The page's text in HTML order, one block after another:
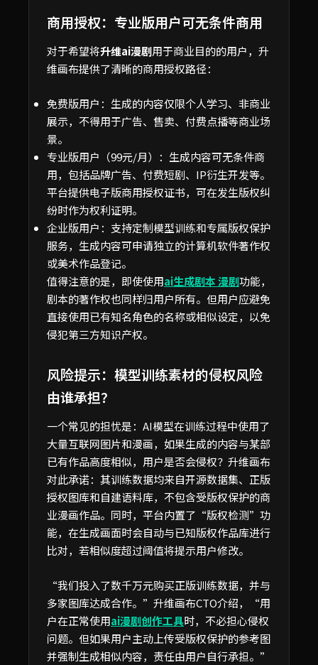
商用授权：专业版用户可无条件商用
对于希望将升维ai漫剧用于商业目的的用户，升
维画布提供了清晰的商用授权路径：
免费版用户：生成的内容仅限个人学习、非商业
展示，不得用于广告、售卖、付费点播等商业场
景。
专业版用户（99元/月）：生成内容可无条件商
用，包括品牌广告、付费短剧、IP衍生开发等。
平台提供电子版商用授权证书，可在发生版权纠
纷时作为权利证明。
企业版用户：支持定制模型训练和专属版权保护
服务，生成内容可申请独立的计算机软件著作权
或美术作品登记。
值得注意的是，即使使用ai生成剧本 漫剧功能，
剧本的著作权也同样归用户所有。但用户应避免
直接使用已有知名角色的名称或相似设定，以免
侵犯第三方知识产权。
风险提示：模型训练素材的侵权风险
由谁承担？
一个常见的担忧是：AI模型在训练过程中使用了
大量互联网图片和漫画，如果生成的内容与某部
已有作品高度相似，用户是否会侵权？升维画布
对此承诺：其训练数据均来自开源数据集、正版
授权图库和自建语料库，不包含受版权保护的商
业漫画作品。同时，平台内置了“版权检测”功
能，在生成画面时会自动与已知版权作品库进行
比对，若相似度超过阈值将提示用户修改。
“我们投入了数千万元购买正版训练数据，并与
多家图库达成合作。”升维画布CTO介绍，“用
户在正常使用ai漫剧创作工具时，不必担心侵权
问题。但如果用户主动上传受版权保护的参考图
并强制生成相似内容，责任由用户自行承担。”